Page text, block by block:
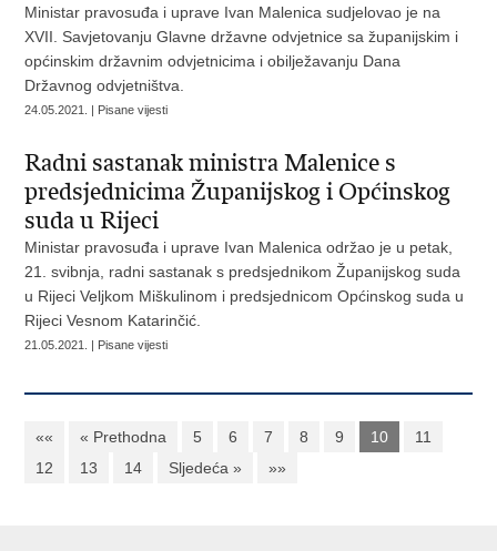
Ministar pravosuđa i uprave Ivan Malenica sudjelovao je na
XVII. Savjetovanju Glavne državne odvjetnice sa županijskim i
općinskim državnim odvjetnicima i obilježavanju Dana
Državnog odvjetništva.
24.05.2021. | Pisane vijesti
Radni sastanak ministra Malenice s
predsjednicima Županijskog i Općinskog
suda u Rijeci
Ministar pravosuđa i uprave Ivan Malenica održao je u petak,
21. svibnja, radni sastanak s predsjednikom Županijskog suda
u Rijeci Veljkom Miškulinom i predsjednicom Općinskog suda u
Rijeci Vesnom Katarinčić.
21.05.2021. | Pisane vijesti
«« « Prethodna 5 6 7 8 9 10
11
12
13 14 Sljedeća » »»